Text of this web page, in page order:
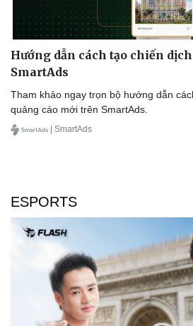
Hướng dẫn cách tạo chiến
SmartAds
Tham khảo ngay trọn bộ hướng dẫn
quảng cáo mới trên SmartAds.
| SmartAds
ESPORTS